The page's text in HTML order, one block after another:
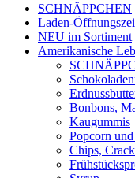
SCHNÄPPCHEN
Laden-
NEU im Sortiment
Amerikanische
Bonbons,
Kaugummis
Popcorn
Chips,